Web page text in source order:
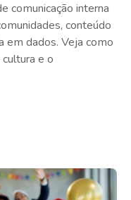
comunicação interna
conteúdo
em dados. Veja como
e o